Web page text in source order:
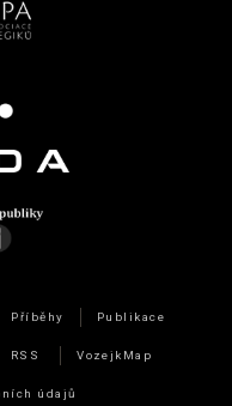
Příběhy Publikace
RSS VozejkMap
údajů